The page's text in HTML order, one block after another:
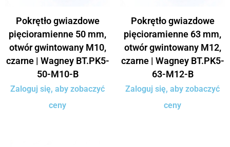
Pokrętło gwiazdowe
pięcioramienne 50 mm,
otwór gwintowany M10,
czarne | Wagney BT.PK5-
50-M10-B
Zaloguj się, aby zobaczyć
ceny
Pokrętło gwiazdowe
pięcioramienne 63 mm,
otwór gwintowany M12,
czarne | Wagney BT.PK5-
63-M12-B
Zaloguj się, aby zobaczyć
ceny